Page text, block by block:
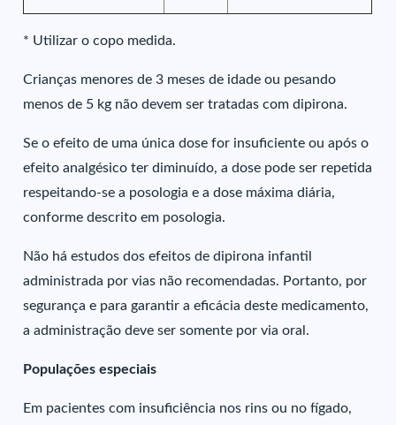
* Utilizar o copo medida.
Crianças menores de 3 meses de idade ou pesando
menos de 5 kg não devem ser tratadas com dipirona.
Se o efeito de uma única dose for insuficiente ou após o
efeito analgésico ter diminuído, a dose pode ser repetida
respeitando-se a posologia e a dose máxima diária,
conforme descrito em posologia.
Não há estudos dos efeitos de dipirona infantil
administrada por vias não recomendadas. Portanto, por
segurança e para garantir a eficácia deste medicamento,
a administração deve ser somente por via oral.
Populações especiais
Em pacientes com insuficiência nos rins ou no fígado,